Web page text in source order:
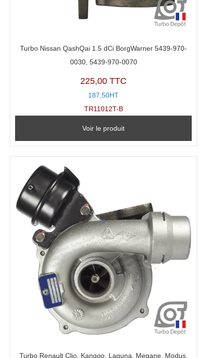
Turbo Nissan QashQai 1.5 dCi BorgWarner 5439-970-
0030, 5439-970-0070
225,00 TTC
187,50HT
TR11012T-B
Voir le produit
Turbo Renault Clio, Kangoo, Laguna, Megane, Modus,